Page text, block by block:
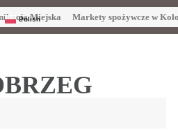
Miejska Markety spożywcze w
Polish